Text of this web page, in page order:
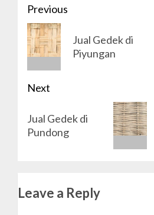
Post
navigation
Previous
Previous
post:
Jual Gedek di
Piyungan
Next
post:
Jual Gedek di
Pundong
Leave a Reply